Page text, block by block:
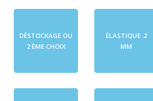
DÉSTOCKAGE OU
2 ÈME CHOIX
ÉLASTIQUE .2
MM